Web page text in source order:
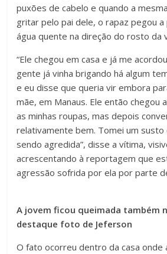
puxões de cabelo e quando a
gritar pelo pai dele, o rapaz pegou a
água quente na direção do rosto da
“Ele chegou em casa e já me
gente já vinha brigando há algum
e eu disse que queria vir embora
mãe, em Manaus. Ele então chegou
as minhas roupas, mas depois
relativamente bem. Tomei um susto
sendo agredida”, disse a vítima,
acrescentando à reportagem que
agressão sofrida por ela por parte
A jovem ficou queimada também
destaque foto de Jeferson
O fato ocorreu dentro da casa onde